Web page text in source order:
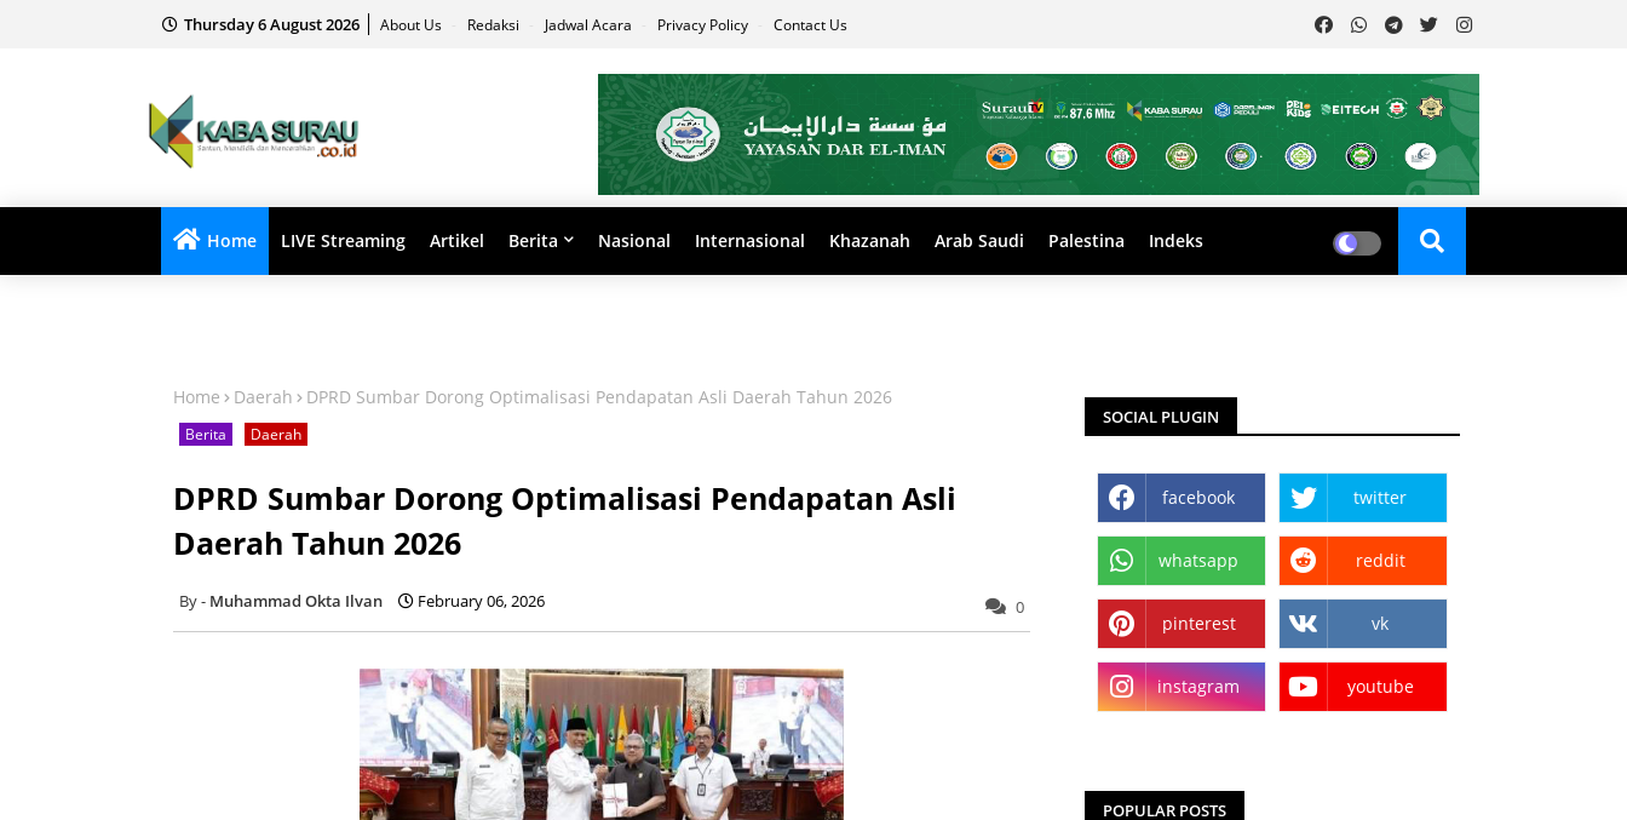
Thursday 6 August 2026 About Us Redaksi Jadwal Acara Privacy Policy Contact Us
Home LIVE Streaming Artikel Berita Nasional Internasional Khazanah Arab Saudi Palestina Indeks
Home Daerah DPRD Sumbar Dorong Optimalisasi Pendapatan Asli Daerah Tahun 2026
Berita Daerah
DPRD Sumbar Dorong Optimalisasi Pendapatan Asli
Daerah Tahun 2026
Muhammad Okta Ilvan February 06, 2026 0
SOCIAL PLUGIN
facebook twitter
whatsapp reddit
pinterest vk
instagram youtube
POPULAR POSTS